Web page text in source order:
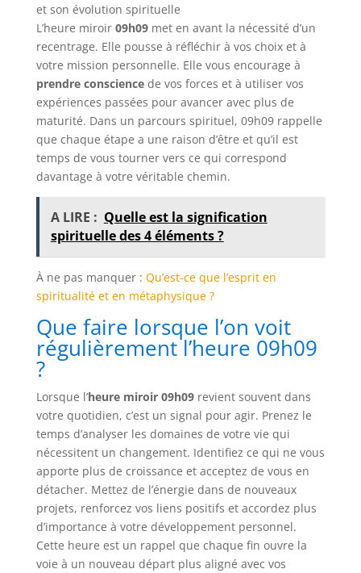
et son évolution spirituelle
L’heure miroir 09h09met en avant la nécessité d’un
recentrage. Elle pousse à réfléchir à vos choix et à
votre mission personnelle. Elle vous encourage à
prendre consciencede vos forces et à utiliser vos
expériences passées pour avancer avec plus de
maturité. Dans un parcours spirituel, 09h09 rappelle
que chaque étape a une raison d’être et qu’il est
temps de vous tourner vers ce qui correspond
davantage à votre véritable chemin.
A LIRE : Quelle est la signification
spirituelle des 4 éléments ?
À ne pas manquer : Qu’est-ce que l’esprit en
spiritualité et en métaphysique ?
Que faire lorsque l’on voit
régulièrement l’heure 09h09
?
Lorsque l’heure miroir 09h09revient souvent dans
votre quotidien, c’est un signal pour agir. Prenez le
temps d’analyser les domaines de votre vie qui
nécessitent un changement. Identifiez ce qui ne vous
apporte plus de croissance et acceptez de vous en
détacher. Mettez de l’énergie dans de nouveaux
projets, renforcez vos liens positifs et accordez plus
d’importance à votre développement personnel.
Cette heure est un rappel que chaque fin ouvre la
voie à un nouveau départ plus aligné avec vos